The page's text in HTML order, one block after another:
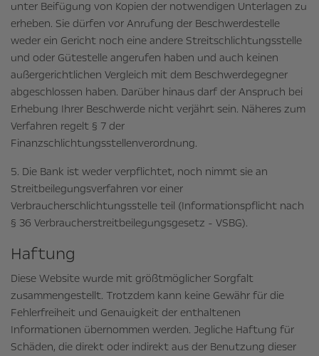
unter Beifügung von Kopien der notwendigen Unterlagen zu
erheben. Sie dürfen vor Anrufung der Beschwerdestelle
weder ein Gericht noch eine andere Streitschlichtungsstelle
und oder Gütestelle angerufen haben und auch keinen
außergerichtlichen Vergleich mit dem Beschwerdegegner
abgeschlossen haben. Darüber hinaus darf der Anspruch bei
Erhebung Ihrer Beschwerde nicht verjährt sein. Näheres zum
Verfahren regelt § 7 der
Finanzschlichtungsstellenverordnung.
5. Die Bank ist weder verpflichtet, noch nimmt sie an
Streitbeilegungsverfahren vor einer
Verbraucherschlichtungsstelle teil (Informationspflicht nach
§ 36 Verbraucherstreitbeilegungsgesetz - VSBG).
Haftung
Diese Website wurde mit größtmöglicher Sorgfalt
zusammengestellt. Trotzdem kann keine Gewähr für die
Fehlerfreiheit und Genauigkeit der enthaltenen
Informationen übernommen werden. Jegliche Haftung für
Schäden, die direkt oder indirekt aus der Benutzung dieser